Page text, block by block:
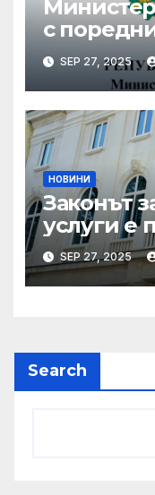
с
през
SEP 27, 2025
НОВИНИ
Законът
услуги е
SEP 27, 2025
Search